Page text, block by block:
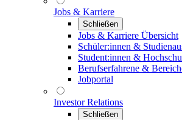
Jobs & Karriere
Schließen
Jobs & Karriere Übersicht
Schüler:innen &
Student:innen &
Berufserfahrene &
Jobportal
Investor Relations
Schließen